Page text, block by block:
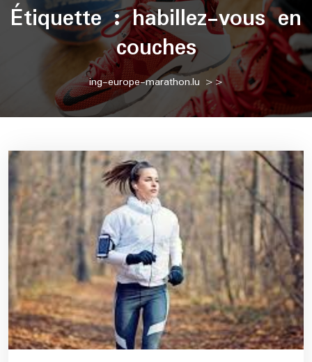
Étiquette :habillez-vous en
couches
ing-europe-marathon.lu >>